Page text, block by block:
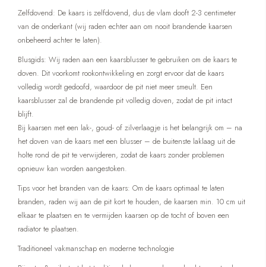
Zelfdovend: De kaars is zelfdovend, dus de vlam dooft 2-3 centimeter
van de onderkant (wij raden echter aan om nooit brandende kaarsen
onbeheerd achter te laten).
Blusgids: Wij raden aan een kaarsblusser te gebruiken om de kaars te
doven. Dit voorkomt rookontwikkeling en zorgt ervoor dat de kaars
volledig wordt gedoofd, waardoor de pit niet meer smeult. Een
kaarsblusser zal de brandende pit volledig doven, zodat de pit intact
blijft.
Bij kaarsen met een lak-, goud- of zilverlaagje is het belangrijk om – na
het doven van de kaars met een blusser – de buitenste laklaag uit de
holte rond de pit te verwijderen, zodat de kaars zonder problemen
opnieuw kan worden aangestoken.
Tips voor het branden van de kaars: Om de kaars optimaal te laten
branden, raden wij aan de pit kort te houden, de kaarsen min. 10 cm uit
elkaar te plaatsen en te vermijden kaarsen op de tocht of boven een
radiator te plaatsen.
Traditioneel vakmanschap en moderne technologie